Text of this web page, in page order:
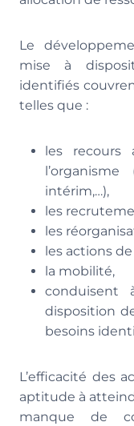
Le
mise à
identifiés
telles que :
les recours
l’organisme
intérim,…),
les
les
les actions
la mobilité,
disposition
besoins
L’efficacité des
aptitude à
manque de